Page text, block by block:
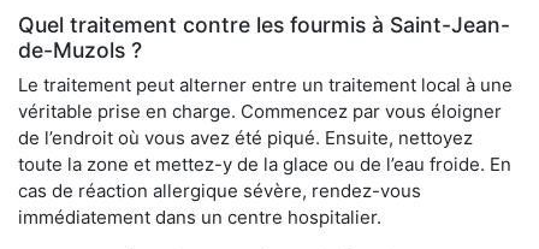
Quel traitement contre les fourmis à Saint-Jean-
de-Muzols ?
Le traitement peut alterner entre un traitement local à une
véritable prise en charge. Commencez par vous éloigner
de l’endroit où vous avez été piqué. Ensuite, nettoyez
toute la zone et mettez-y de la glace ou de l’eau froide. En
cas de réaction allergique sévère, rendez-vous
immédiatement dans un centre hospitalier.